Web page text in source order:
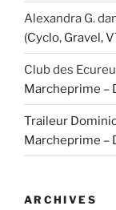
Alexandra G.
(Cyclo, Gravel,
Club des
Marcheprime –
Traileur
Marcheprime –
ARCHIVES